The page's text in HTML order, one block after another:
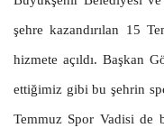
şehre kazandırılan 15
hizmete açıldı. Başkan
ettiğimiz gibi bu şehrin
Temmuz Spor Vadisi de